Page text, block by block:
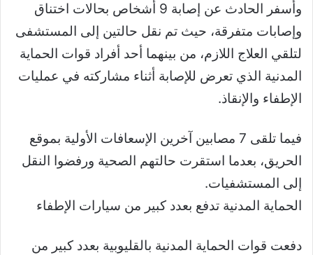
وأسفر الحادث عن إصابة 9 أشخاص بحالات اختناق
وإصابات متفرقة، حيث تم نقل حالتين إلى المستشفى
لتلقي العلاج اللازم، من بينهما أحد أفراد قوات الحماية
المدنية الذي تعرض للإصابة أثناء مشاركته في عمليات
الإطفاء والإنقاذ.
فيما تلقى 7 مصابين آخرين الإسعافات الأولية بموقع
الحريق، بعدما استقرت حالتهم الصحية ورفضوا النقل
إلى المستشفيات.
الحماية المدنية تدفع بعدد كبير من سيارات الإطفاء
دفعت قوات الحماية المدنية بالقليوبية بعدد كبير من